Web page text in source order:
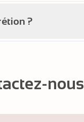
?
nous